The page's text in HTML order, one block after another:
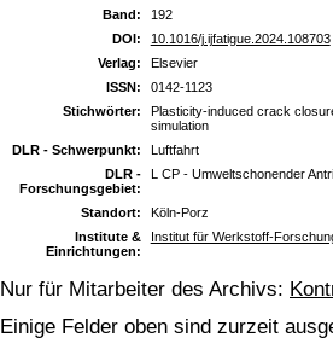
Band:
192
DOI:
10.1016/j.ijfatigue.2024.108703
Verlag:
Elsevier
ISSN:
0142-1123
Stichwörter:
Plasticity-induced crack
simulation
DLR - Schwerpunkt:
Luftfahrt
DLR -
Forschungsgebiet:
L CP - Umweltschonender
Standort:
Köln-Porz
Institute &
Einrichtungen:
Institut für Werkstoff-
Nur für Mitarbeiter des Archivs:
Einige Felder oben sind zurzeit